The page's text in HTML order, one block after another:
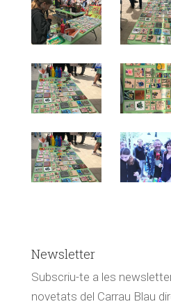
Newsletter
Subscriu-te a les
novetats del Carrau Blau